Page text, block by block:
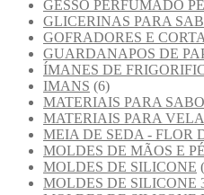
GESSO PERFUMADO
GLICERINAS PARA
GOFRADORES E
GUARDANAPOS DE
ÍMANES DE
IMANS (6)
MATERIAIS PARA
MATERIAIS PARA
MEIA DE SEDA - FLOR
MOLDES DE MÃOS E
MOLDES DE SILICONE
MOLDES DE SILICONE